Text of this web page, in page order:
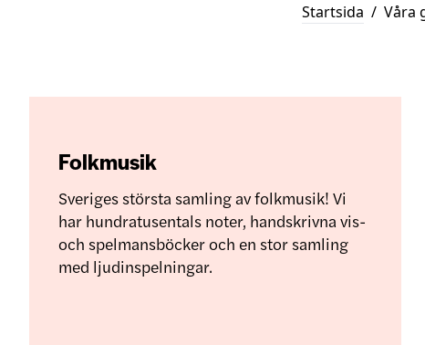
Startsida / Våra
Folkmusik
Sveriges största samling av folkmusik! Vi
har hundratusentals noter, handskrivna vis-
och spelmansböcker och en stor samling
med ljudinspelningar.